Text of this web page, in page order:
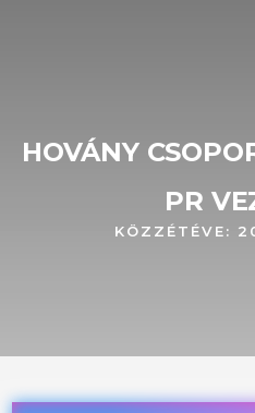
HOVÁNY
PR
KÖZZÉTÉVE: